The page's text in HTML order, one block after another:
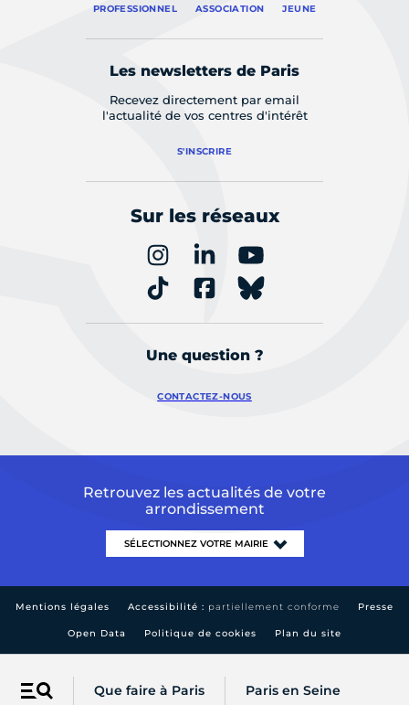
Menu Que faire à Paris Paris en Seine
PROFESSIONNEL ASSOCIATION JEUNE
Les newsletters de Paris
Recevez directement par email
l'actualité de vos centres d'intérêt
S'INSCRIRE
Sur les réseaux
Une question ?
CONTACTEZ-NOUS
Retrouvez les actualités de votre
arrondissement
Mentions légales Accessibilité : partiellement conforme Presse
Open Data Politique de cookies Plan du site